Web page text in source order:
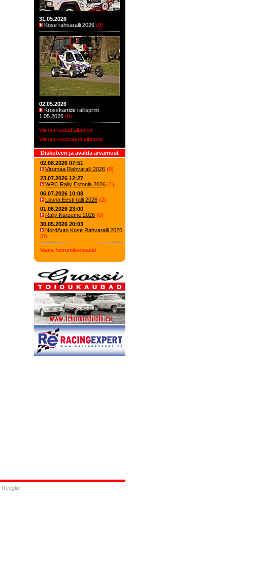
31.05.2026
Kose rahvaralli 2026 (0)
02.05.2026
Krosskartide rallisprint
1.05.2026 (0)
Viimati lisatud albumid
Viimati uuendatud albumid
Diskuteeri ja avalda arvamust
02.08.2026 07:51
Virumaa Rahvaralli 2026 (0)
23.07.2026 12:27
WRC Rally Estonia 2026 (1)
06.07.2026 10:08
Louna Eesti ralli 2026 (2)
01.06.2026 23:00
Rally Kurzeme 2026 (0)
30.05.2026 20:03
NordAuto Kose Rahvaralli 2026
(0)
Vaata foorumiteemasid
Reeglid